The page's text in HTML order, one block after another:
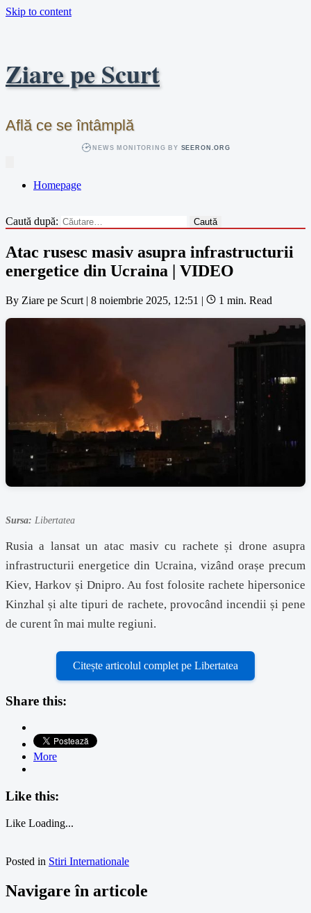
Skip to content
Ziare pe Scurt
Află ce se întâmplă
NEWS MONITORING BY SEERON.ORG
Homepage
Caută după:
Atac rusesc masiv asupra infrastructurii
energetice din Ucraina | VIDEO
By Ziare pe Scurt | 8 noiembrie 2025, 12:51 | 1 min. Read
Sursa: Libertatea
Rusia a lansat un atac masiv cu rachete și drone asupra
infrastructurii energetice din Ucraina, vizând orașe precum
Kiev, Harkov și Dnipro. Au fost folosite rachete hipersonice
Kinzhal și alte tipuri de rachete, provocând incendii și pene
de curent în mai multe regiuni.
Citește articolul complet pe Libertatea
Share this:
More
Like this:
Like Loading...
Posted in Stiri Internationale
Navigare în articole